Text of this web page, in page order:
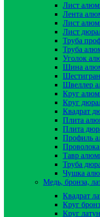
Лист
Лента
Лист
Лист
Труба
Труба
Уголок
Шина
Швеллер
Круг
Круг
Квадрат
Плита
Плита
Профиль
Тавр
Труба
Чушка
Медь, бронза,
Квадрат
Круг
Круг